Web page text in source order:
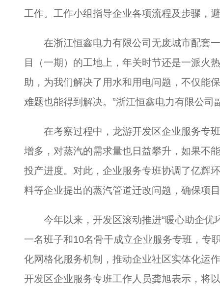
工作。工作小组指导企业各项流程及步骤，
在浙江恒鑫电力有限公司无废城市配套一
目（一期）的工地上，年关时节还是一派火
助，为我们解决了用水和用电问题，不仅能
难题也能得到解决。”浙江恒鑫电力有限公司
在考察过程中，龙游开发区企业服务专班
增多，对蒸汽的需求量也日益攀升，如果不
投产进度。对此，企业服务专班协调了亿辉
料等企业提出的蒸汽管道迁改问题，确保项
今年以来，开发区滚动推进“暖心助企优
一名班子和10名骨干成立企业服务专班，专
化网格化服务机制，推动企业社区实体化运
开发区企业服务专班工作人员龚旭表示，将